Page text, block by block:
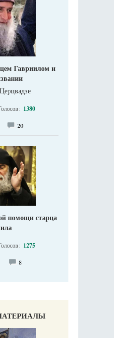
Гавриилом и
1380
20
помощи старца
1275
8